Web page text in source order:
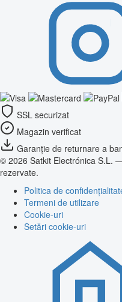
SSL securizat
Magazin verificat
Garanție de returnare a
© 2026 Satkit Electrónica S.L.
rezervate.
Politica de
Termeni de utilizare
Cookie-uri
Setări cookie-uri